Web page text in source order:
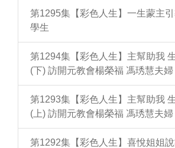
第1295集【彩色人生】一生蒙主
學生
第1294集【彩色人生】主幫助我
(下) 訪開元教會楊榮福 馮琇慧夫婦
第1293集【彩色人生】主幫助我
(上) 訪開元教會楊榮福 馮琇慧夫婦
第1292集【彩色人生】喜悅姐姐